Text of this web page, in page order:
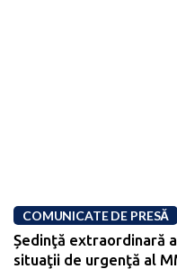
COMUNICATE DE PRESĂ
Ședinţă extraordinară
situaţii de urgenţă al